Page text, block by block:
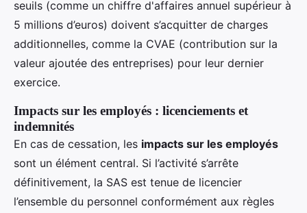
seuils (comme un chiffre d'affaires annuel supérieur à
5 millions d’euros) doivent s’acquitter de charges
additionnelles, comme la CVAE (contribution sur la
valeur ajoutée des entreprises) pour leur dernier
exercice.
Impacts sur les employés : licenciements et
indemnités
En cas de cessation, les impacts sur les employés
sont un élément central. Si l’activité s’arrête
définitivement, la SAS est tenue de licencier
l’ensemble du personnel conformément aux règles